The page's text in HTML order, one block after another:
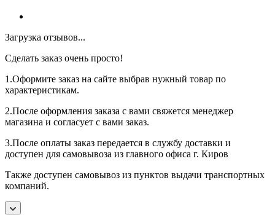
Загрузка отзывов...
Сделать заказ очень просто!
1.Оформите заказ на сайте выбрав нужный товар по
характеристикам.
2.После оформления заказа с вами свяжется менеджер
магазина и согласует с вами заказ.
3.После оплаты заказ передается в службу доставки и
доступен для самовывоза из главного офиса г. Киров
Также доступен самовывоз из пунктов выдачи транспортных
компаний.